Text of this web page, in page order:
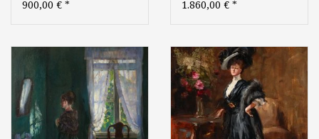
900,00 € * 1.860,00 € *